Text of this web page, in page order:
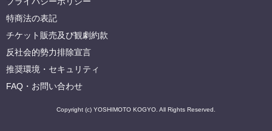
特商法の表記
チケット販売及び観劇約款
反社会的勢力排除宣言
推奨環境・セキュリティ
FAQ・お問い合わせ
Copyright (c) YOSHIMOTO KOGYO. All Rights Reserved.